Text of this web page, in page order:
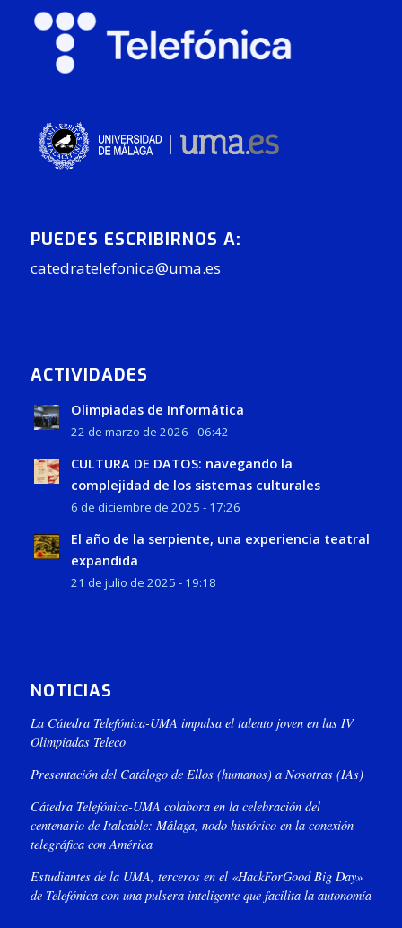
PUEDES ESCRIBIRNOS A:
catedratelefonica@uma.es
ACTIVIDADES
Olimpiadas de Informática
22 de marzo de 2026 - 06:42
CULTURA DE DATOS: navegando la
complejidad de los sistemas culturales
6 de diciembre de 2025 - 17:26
El año de la serpiente, una experiencia teatral
expandida
21 de julio de 2025 - 19:18
NOTICIAS
La Cátedra Telefónica-UMA impulsa el talento joven en las IV
Olimpiadas Teleco
Presentación del Catálogo de Ellos (humanos) a Nosotras (IAs)
Cátedra Telefónica-UMA colabora en la celebración del
centenario de Italcable: Málaga, nodo histórico en la conexión
telegráfica con América
Estudiantes de la UMA, terceros en el «HackForGood Big Day»
de Telefónica con una pulsera inteligente que facilita la autonomía